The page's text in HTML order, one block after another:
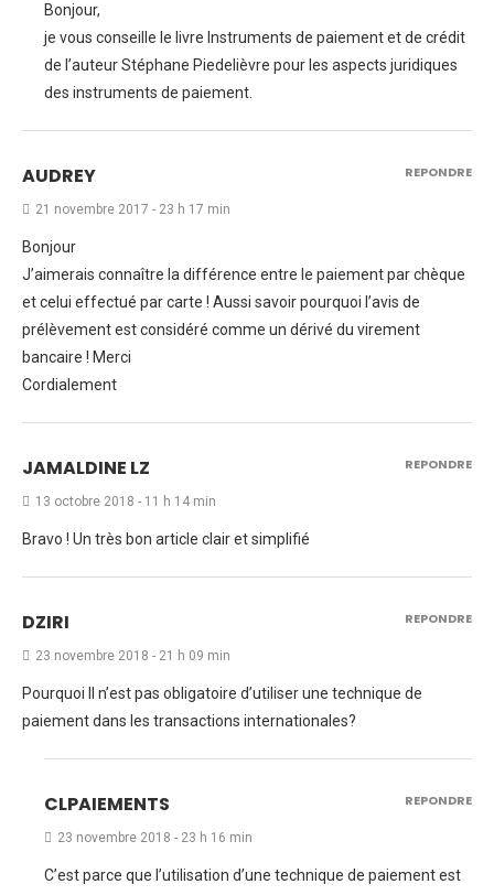
Bonjour,
je vous conseille le livre Instruments de paiement et de crédit
de l’auteur Stéphane Piedelièvre pour les aspects juridiques
des instruments de paiement.
AUDREY
21 novembre 2017 - 23 h 17 min
Bonjour
J’aimerais connaître la différence entre le paiement par chèque
et celui effectué par carte ! Aussi savoir pourquoi l’avis de
prélèvement est considéré comme un dérivé du virement
bancaire ! Merci
Cordialement
REPONDRE
JAMALDINE LZ
13 octobre 2018 - 11 h 14 min
Bravo ! Un très bon article clair et simplifié
REPONDRE
DZIRI
23 novembre 2018 - 21 h 09 min
Pourquoi Il n’est pas obligatoire d’utiliser une technique de
paiement dans les transactions internationales?
REPONDRE
CLPAIEMENTS
23 novembre 2018 - 23 h 16 min
C’est parce que l’utilisation d’une technique de paiement est
REPONDRE